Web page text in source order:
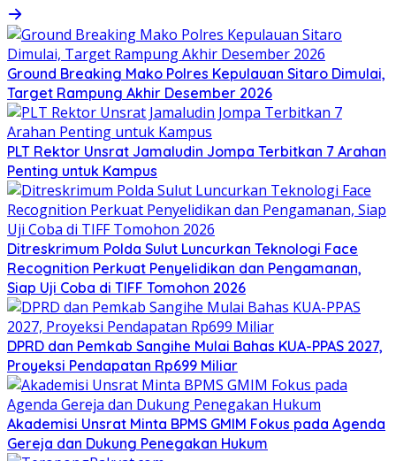
Ground Breaking Mako Polres Kepulauan Sitaro Dimulai,
Target Rampung Akhir Desember 2026
​PLT Rektor Unsrat Jamaludin Jompa Terbitkan 7 Arahan
Penting untuk Kampus
Ditreskrimum Polda Sulut Luncurkan Teknologi Face
Recognition Perkuat Penyelidikan dan Pengamanan,
Siap Uji Coba di TIFF Tomohon 2026
DPRD dan Pemkab Sangihe Mulai Bahas KUA-PPAS 2027,
Proyeksi Pendapatan Rp699 Miliar
Akademisi Unsrat Minta BPMS GMIM Fokus pada Agenda
Gereja dan Dukung Penegakan Hukum